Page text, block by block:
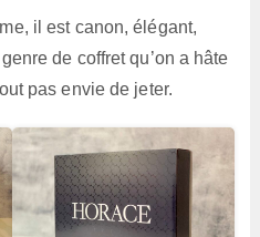
il est canon, élégant,
de coffret qu’on a hâte
pas envie de jeter.